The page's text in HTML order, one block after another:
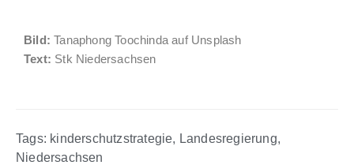
Bild: Tanaphong Toochinda auf Unsplash
Text: Stk Niedersachsen
Tags: kinderschutzstrategie, Landesregierung,
Niedersachsen